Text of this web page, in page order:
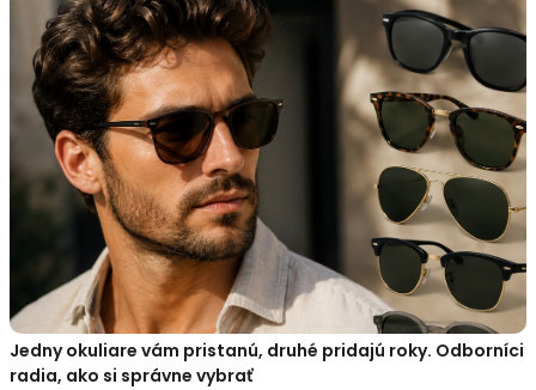
Jedny okuliare vám pristanú, druhé pridajú roky. Odborníci
radia, ako si správne vybrať